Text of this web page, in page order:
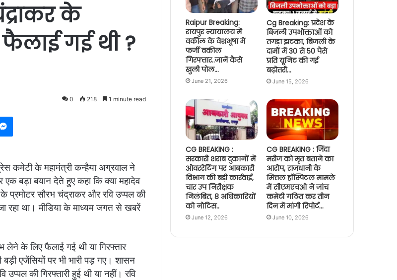
के
गई थी ?
0 218 1 minute read
Messenger
कमेटी के महामंत्री कन्हैया अग्रवाल ने
एक बड़ा बयान देते हुए कहा कि क्या महादेव
प्रमोटर सौरभ चंद्राकर और रवि उप्पल की
रहा था। मीडिया के माध्यम जगत से खबरें
लेने के लिए फैलाई गई थी या गिरफ्तार
एजेंसियों पर भी भारी पड़ गए। शासन
की गिरफ्तारी हुई थी या नहीं। रवि
Raipur Breaking:
रायपुर न्यायालय में
वकील के वेशभूषा में
फर्जी वकील
गिरफ्तार..जानें कैसे
खुली पोल…
June 21, 2026
Cg Breaking: प्रदेश के
बिजली उपभोक्ताओं को
तगड़ा झटका, बिजली के
दामों में 30 से 50 पैसे
प्रति यूनिट की गई
बढ़ोतरी…
June 15, 2026
CG BREAKING :
सरकारी शराब दुकानों में
ओवररेटिंग पर आबकारी
विभाग की बड़ी कार्रवाई,
चार उप निरीक्षक
निलंबित, 8 अधिकारियों
को नोटिस..
June 12, 2026
CG BREAKING : जिंदा
मरीज को मृत बताने का
आरोप, राजधानी के
मित्तल हॉस्पिटल मामले
में सीएमएचओ ने जांच
कमेटी गठित कर तीन
दिन में मांगी रिपोर्ट…
June 10, 2026